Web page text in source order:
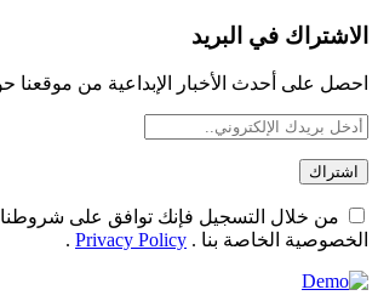
الاشتراك في البريد
احصل على أحدث الأخبار الإبداعية من موقعنا
من خلال التسجيل فإنك توافق على شروطنا
الخصوصية الخاصة بنا . Privacy Policy
.